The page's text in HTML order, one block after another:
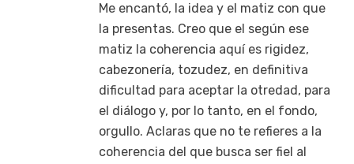
Me encantó, la idea y el matiz con que
la presentas. Creo que el según ese
matiz la coherencia aquí es rigidez,
cabezonería, tozudez, en definitiva
dificultad para aceptar la otredad, para
el diálogo y, por lo tanto, en el fondo,
orgullo. Aclaras que no te refieres a la
coherencia del que busca ser fiel al